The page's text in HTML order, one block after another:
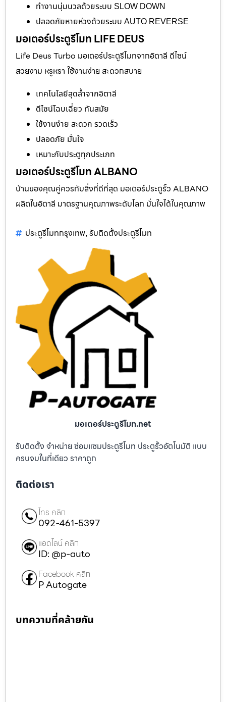
ทำงานนุ่มนวลด้วยระบบ SLOW DOWN
ปลอดภัยหายห่วงด้วยระบบ AUTO REVERSE
มอเตอร์ประตูรีโมท LIFE DEUS
Life Deus Turbo มอเตอร์ประตูรีโมทจากอิตาลี ดีไซน์
สวยงาม หรูหรา ใช้งานง่าย สะดวกสบาย
เทคโนโลยีสุดล้ำจากอิตาลี
ดีไซน์โฉบเฉี่ยว ทันสมัย
ใช้งานง่าย สะดวก รวดเร็ว
ปลอดภัย มั่นใจ
เหมาะกับประตูทุกประเภท
มอเตอร์ประตูรีโมท ALBANO
บ้านของคุณคู่ควรกับสิ่งที่ดีที่สุด มอเตอร์ประตูรั้ว ALBANO
ผลิตในอิตาลี มาตรฐานคุณภาพระดับโลก มั่นใจได้ในคุณภาพ
ประตูรีโมทกรุงเทพ, รับติดตั้งประตูรีโมท
มอเตอร์ประตูรีโมท.net
รับติดตั้ง จำหน่าย ซ่อมแซมประตูรีโมท ประตูรั้วอัตโนมัติ แบบ
ครบจบในที่เดียว ราคาถูก
ติดต่อเรา
โทร คลิก
092-461-5397
แอดไลน์ คลิก
ID: @p-auto
Facebook คลิก
P Autogate
บทความที่คล้ายกัน